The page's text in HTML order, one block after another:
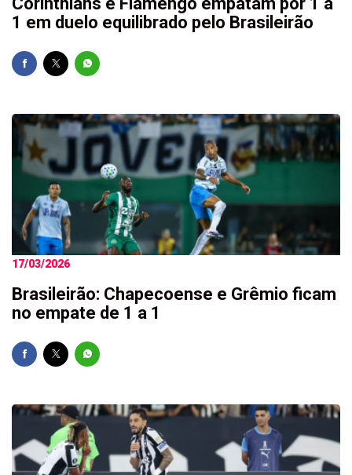
1 em duelo equilibrado pelo Brasileirão
17/03/2026
Brasileirão: Chapecoense e Grêmio ficam
no empate de 1 a 1